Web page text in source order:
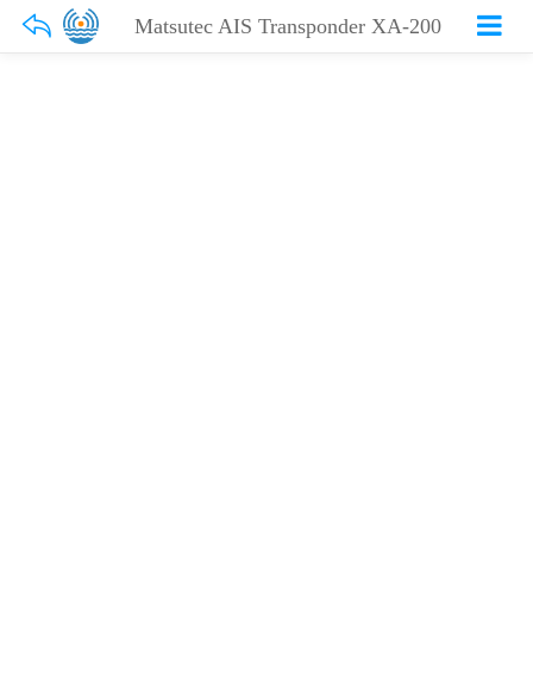
Matsutec AIS Transponder XA-200